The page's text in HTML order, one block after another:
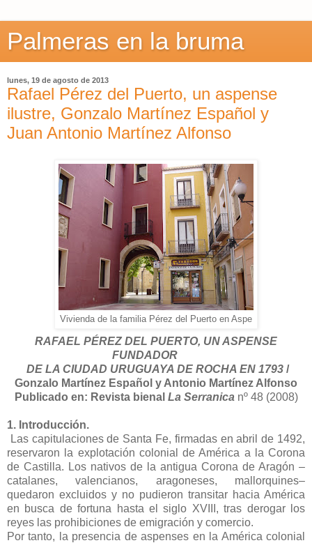
Palmeras en la bruma
lunes, 19 de agosto de 2013
Rafael Pérez del Puerto, un aspense
ilustre, Gonzalo Martínez Español y
Juan Antonio Martínez Alfonso
Vivienda de la familia Pérez del Puerto en Aspe
RAFAEL PÉREZ DEL PUERTO, UN ASPENSE
FUNDADOR
DE LA CIUDAD URUGUAYA DE ROCHA EN 1793/
Gonzalo Martínez Español y Antonio Martínez Alfonso
Publicado en: Revista bienal La Serranica nº 48 (2008)
1. Introducción.
Las capitulaciones de Santa Fe, firmadas en abril de 1492,
reservaron la explotación colonial de América a la Corona
de Castilla. Los nativos de la antigua Corona de Aragón –
catalanes, valencianos, aragoneses, mallorquines–
quedaron excluidos y no pudieron transitar hacia América
en busca de fortuna hasta el siglo XVIII, tras derogar los
reyes las prohibiciones de emigración y comercio.
Por tanto, la presencia de aspenses en la América colonial